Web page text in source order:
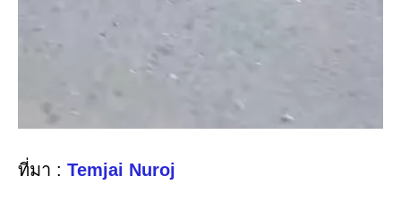
ที่มา : Temjai Nuroj